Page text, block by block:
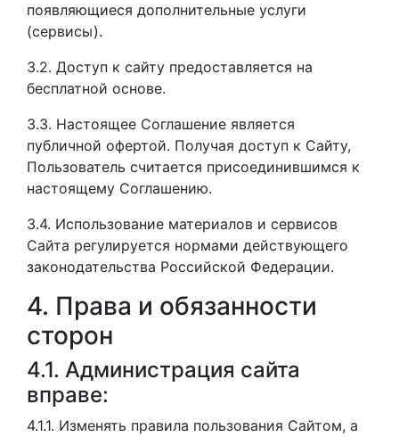
появляющиеся дополнительные услуги
(сервисы).
3.2. Доступ к сайту предоставляется на
бесплатной основе.
3.3. Настоящее Соглашение является
публичной офертой. Получая доступ к Сайту,
Пользователь считается присоединившимся к
настоящему Соглашению.
3.4. Использование материалов и сервисов
Сайта регулируется нормами действующего
законодательства Российской Федерации.
4. Права и обязанности
сторон
4.1. Администрация сайта
вправе:
4.1.1. Изменять правила пользования Сайтом, а